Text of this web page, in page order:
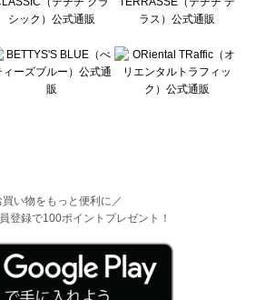
買い物をもっと便利に／
登録で100ポイントプレゼント！